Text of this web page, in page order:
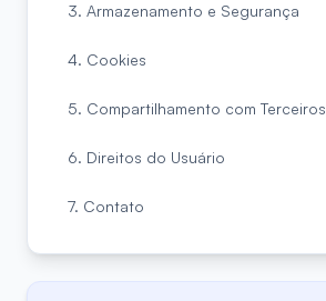
3. Armazenamento e Segurança
4. Cookies
5. Compartilhamento com Terceiros
6. Direitos do Usuário
7. Contato